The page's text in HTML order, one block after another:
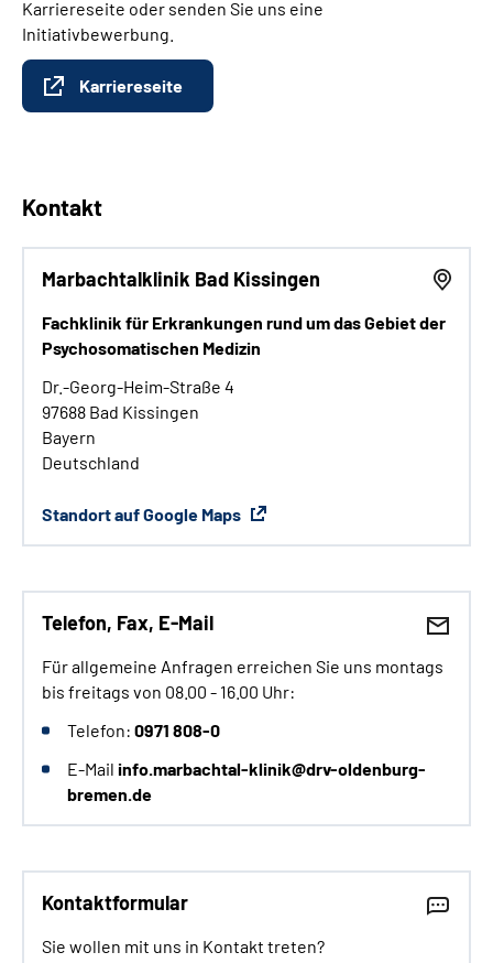
Karriereseite oder senden Sie uns eine
Initiativbewerbung.
Karriereseite
Kontakt
Marbachtalklinik Bad Kissingen
Fachklinik für Erkrankungen rund um das Gebiet der
Psychosomatischen Medizin
Dr.-Georg-Heim-Straße 4
97688 Bad Kissingen
Bayern
Deutschland
Standort auf Google Maps
Telefon, Fax, E-Mail
Für allgemeine Anfragen erreichen Sie uns montags
bis freitags von 08.00 - 16.00 Uhr:
Telefon: 0971 808-0
E-Mail info.marbachtal-klinik@drv-oldenburg-
bremen.de
Kontaktformular
Sie wollen mit uns in Kontakt treten?